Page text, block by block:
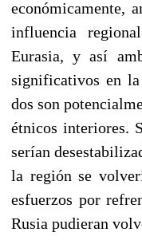
económicamente,
influencia
Eurasia, y así
significativos en
dos son
étnicos interiores.
serían
la región se
esfuerzos por
Rusia pudieran